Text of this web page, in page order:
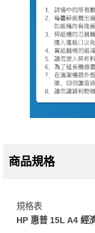
商品規格
規格表
HP 惠普 15L A4 經